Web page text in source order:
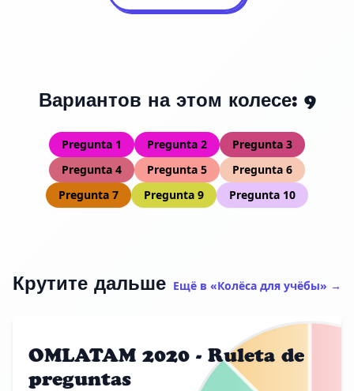
Вариантов на этом колесе: 9
Pregunta 1 Pregunta 2
Pregunta 3
Pregunta 4
Pregunta 5
Pregunta 6
Pregunta 7
Pregunta 9 Pregunta 10
Крутите дальше Ещё в «Колёса для учёбы» →
OMLATAM 2020 - Ruleta de
preguntas